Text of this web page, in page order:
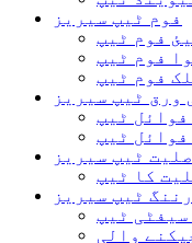
فوم ٹیپ سیریز
فوم ٹیپ
فوم ٹیپ
فوم ٹیپ
ورق ٹیپ سیریز
فوائل ٹیپ
فوائل ٹیپ
ٹیپ سیریز
کا ٹیپ
ٹیپ سیریز
سیفٹی ٹیپ